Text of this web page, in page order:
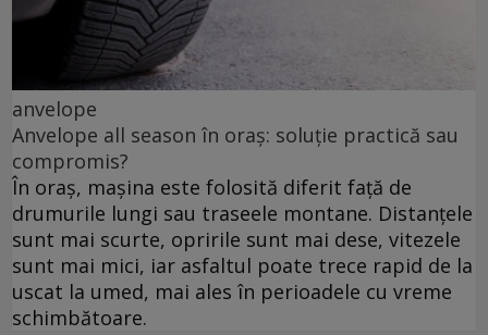
anvelope
Anvelope all season în oraș: soluție practică sau
compromis?
În oraș, mașina este folosită diferit față de
drumurile lungi sau traseele montane. Distanțele
sunt mai scurte, opririle sunt mai dese, vitezele
sunt mai mici, iar asfaltul poate trece rapid de la
uscat la umed, mai ales în perioadele cu vreme
schimbătoare.